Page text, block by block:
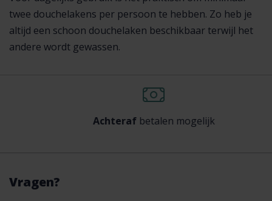
twee douchelakens per persoon te hebben. Zo heb je
altijd een schoon douchelaken beschikbaar terwijl het
andere wordt gewassen.
Achterafbetalen mogelijk
Vragen?